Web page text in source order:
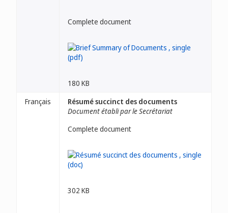
Complete document
180 KB
Français
Résumé succinct des documents
Document établi par le Secrétariat
Complete document
302 KB